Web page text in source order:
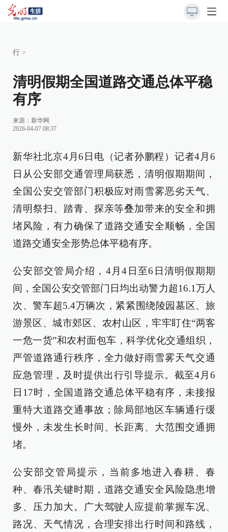
行 >
清明假期全国道路交通总体平稳
有序
来源： 新华网
2026-04-07 08:37
新华社北京4月6日电（记者孙鹏程）记者4月6
日从公安部交通管理局获悉，清明假期期间，
全国公安交管部门积极应对雨雪雾恶劣天气、
清明祭扫、踏青、探亲等叠加带来的安全和拥
堵风险，有力确保了道路交通安全顺畅，全国
道路交通安全形势总体平稳有序。
公安部交管局介绍，4月4日至6日清明假期期
间，全国公安交管部门日均出动警力超16.1万人
次、警车超5.4万辆次，紧紧围绕陵园墓区、旅
游景区、城市郊区、农村山区，牢牢盯住“两客
一危一货”和农村面包车，科学优化交通组织，
严管道路通行秩序，全力做好雨雪雾天气交通
应急管理，及时提供出行引导提示。截至4月6
日17时，全国道路交通总体平稳有序，未接报
重特大道路交通事故；除局部地区车辆通行缓
慢外，未发生长时间、长距离、大范围交通拥
堵。
公安部交管局提示，当前多地进入春耕、春
种、春汛关键时期，道路交通安全风险隐患增
多、压力加大。广大驾驶人应提前掌握车况、
路况、天气情况，合理安排出行时间和路线，